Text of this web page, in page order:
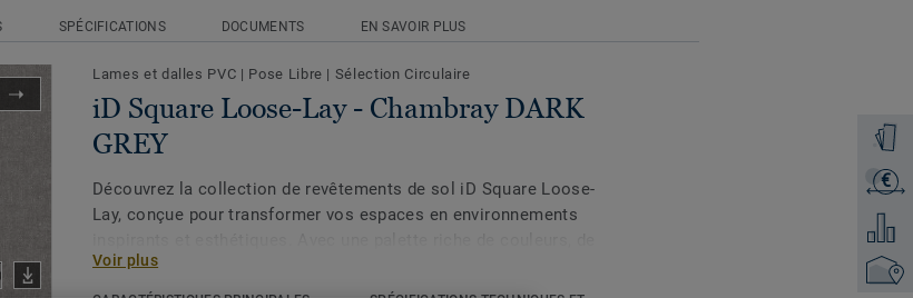
€
SPÉCIFICATIONS DOCUMENTS EN SAVOIR PLUS
Lames et dalles PVC | Pose Libre | Sélection Circulaire
iD Square Loose-Lay - Chambray DARK
GREY
Découvrez la collection de revêtements de sol iD Square Loose-
Lay, conçue pour transformer vos espaces en environnements
formes et de motifs, cette collection offre une flexibilité inégalée
pour créer des intérieurs dynamiques et harmonieux. Imaginée
Voir plus